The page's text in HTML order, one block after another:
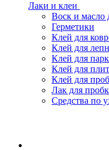
Лаки и клеи
Воск и масло
Герметики
Клей для
Клей для
Клей для
Клей для
Клей для
Лак для
Средства по